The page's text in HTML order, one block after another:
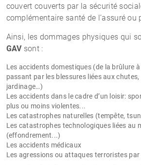
couvert couverts par la sécurité
complémentaire santé de l’assuré ou
Ainsi, les dommages physiques qui
GAVsont :
Les accidents domestiques (de la brûlure
passant par les blessures liées aux
jardinage…)
Les accidents dans le cadre d’un loisir:
plus ou moins violentes...
Les catastrophes naturelles (tempête,
Les catastrophes technologiques liées au
(effondrement...)
Les accidents médicaux
Les agressions ou attaques terroristes par